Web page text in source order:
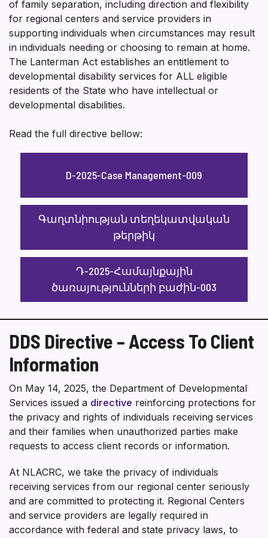
of family separation, including direction and flexibility
for regional centers and service providers in
supporting individuals when circumstances may result
in individuals needing or choosing to remain at home.
The Lanterman Act establishes an entitlement to
developmental disability services for ALL eligible
residents of the State who have intellectual or
developmental disabilities.
Read the full directive bellow:
D-2025-Case Management-009
Գաղտնիության տեղեկատվական
թերթիկ
Դ-2025-Համայնքային
ծառայությունների բաժին-003
DDS Directive – Access To Client
Information
On May 14, 2025, the Department of Developmental
Services issued a directive reinforcing protections for
the privacy and rights of individuals receiving services
and their families when unauthorized parties make
requests to access client records or information.
At NLACRC, we take the privacy of individuals
receiving services from our regional center seriously
and are committed to protecting it. Regional Centers
and service providers are legally required in
accordance with federal and state privacy laws, to